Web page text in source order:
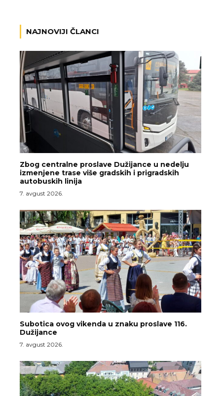
NAJNOVIJI ČLANCI
Zbog centralne proslave Dužijance u nedelju
izmenjene trase više gradskih i prigradskih
autobuskih linija
7. avgust 2026.
Subotica ovog vikenda u znaku proslave 116.
Dužijance
7. avgust 2026.